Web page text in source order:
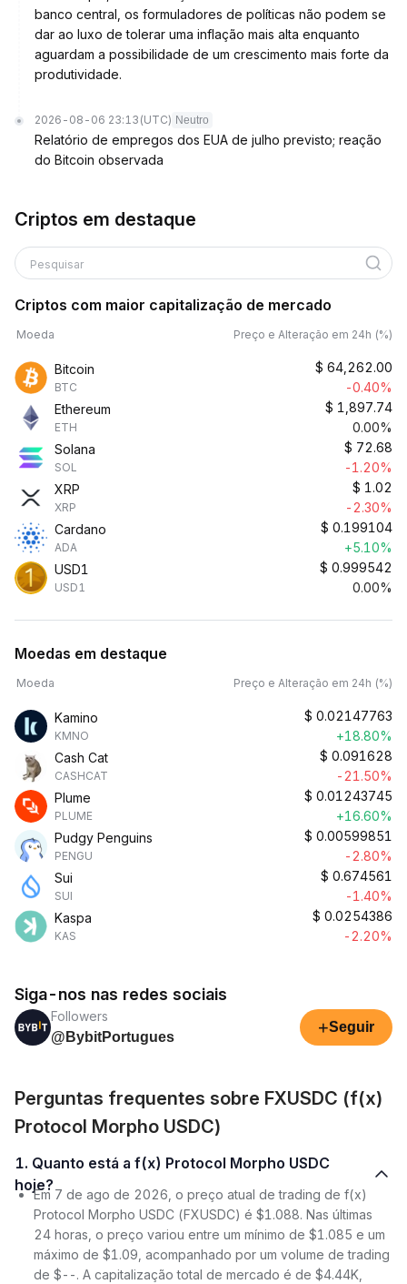
banco central, os formuladores de políticas não podem se
dar ao luxo de tolerar uma inflação mais alta enquanto
aguardam a possibilidade de um crescimento mais forte da
produtividade.
2026-08-06 23:13 (UTC) Neutro
Relatório de empregos dos EUA de julho previsto; reação
do Bitcoin observada
Criptos em destaque
Pesquisar
Criptos com maior capitalização de mercado
Moeda Preço e Alteração em 24h (%)
Bitcoin
BTC
$ 64,262.00
-0.40%
Ethereum
ETH
$ 1,897.74
0.00%
Solana
SOL
$ 72.68
-1.20%
XRP
XRP
$ 1.02
-2.30%
Cardano
ADA
$ 0.199104
+5.10%
USD1
USD1
$ 0.999542
0.00%
Moedas em destaque
Moeda Preço e Alteração em 24h (%)
Kamino
KMNO
$ 0.02147763
+18.80%
Cash Cat
CASHCAT
$ 0.091628
-21.50%
Plume
PLUME
$ 0.01243745
+16.60%
Pudgy Penguins
PENGU
$ 0.00599851
-2.80%
Sui
SUI
$ 0.674561
-1.40%
Kaspa
KAS
$ 0.0254386
-2.20%
Siga-nos nas redes sociais
Followers
@BybitPortugues
+Seguir
Perguntas frequentes sobre FXUSDC (f(x)
Protocol Morpho USDC)
1. Quanto está a f(x) Protocol Morpho USDC
hoje?
Em 7 de ago de 2026, o preço atual de trading de f(x)
Protocol Morpho USDC (FXUSDC) é $1.088. Nas últimas
24 horas, o preço variou entre um mínimo de $1.085 e um
máximo de $1.09, acompanhado por um volume de trading
de $--. A capitalização total de mercado é de $4.44K,